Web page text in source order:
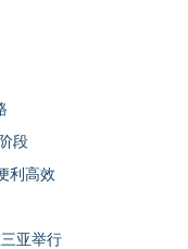
段
利高效
亚举行